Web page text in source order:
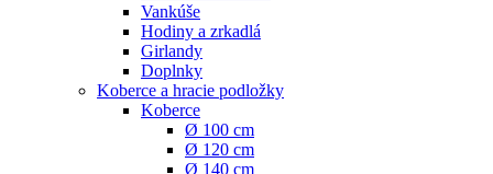
Vankúše
Hodiny a zrkadlá
Girlandy
Doplnky
Koberce a hracie podložky
Koberce
Ø 100 cm
Ø 120 cm
Ø 140 cm